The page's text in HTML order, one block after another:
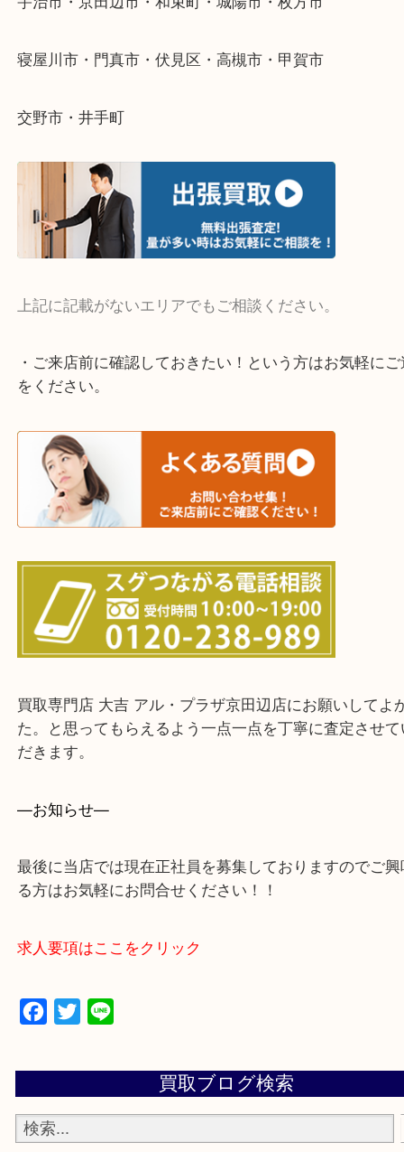
当店ではそういったお困りの方からのご依頼も大歓
そんなときはお気軽にご相談ください。
寝屋川市・門真市・伏見区・高槻市・甲賀市
交野市・井手町
上記に記載がないエリアでもご相談ください。
・ご来店前に確認しておきたい！という方はお気軽
をください。
買取専門店 大吉 アル・プラザ京田辺店にお願いし
た。と思ってもらえるよう一点一点を丁寧に査定さ
だきます。